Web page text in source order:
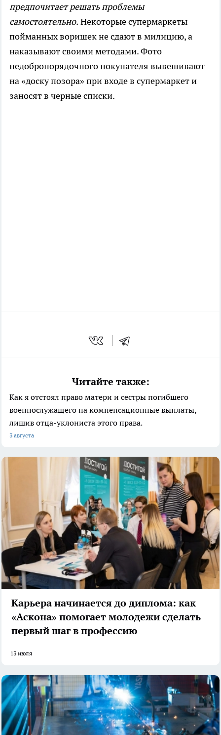
предпочитает решать проблемы
самостоятельно. Некоторые супермаркеты
пойманных воришек не сдают в милицию, а
наказывают своими методами. Фото
недобропорядочного покупателя вывешивают
на «доску позора» при входе в супермаркет и
заносят в черные списки.
Читайте также:
Как я отстоял право матери и сестры погибшего
военнослужащего на компенсационные выплаты,
лишив отца-уклониста этого права.
3 августа
Карьера начинается до диплома: как
«Аскона» помогает молодежи сделать
первый шаг в профессию
13 июля